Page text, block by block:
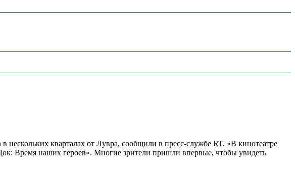
кварталах от Лувра, сообщили в пресс-службе RT. «В кинотеатре
Время наших героев». Многие зрители пришли впервые, чтобы увидеть